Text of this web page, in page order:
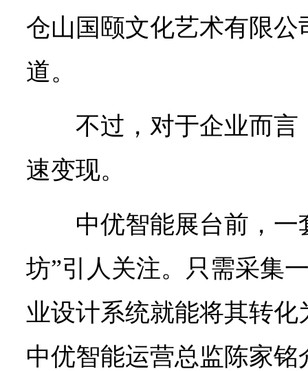
仓山国颐文化艺术有限
道。
不过，对于企业而
速变现。
中优智能展台前，
坊”引人关注。只需采集
业设计系统就能将其转
中优智能运营总监陈家